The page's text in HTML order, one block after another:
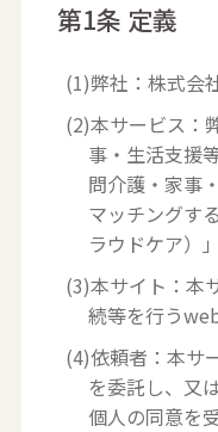
第1条 定義
(1)弊社：株式会
(2)本サービス：
事・生活支援
問介護・家事
マッチングす
ラウドケア）」
(3)本サイト：本
続等を行う
(4)依頼者：本サ
を委託し、又
個人の同意を